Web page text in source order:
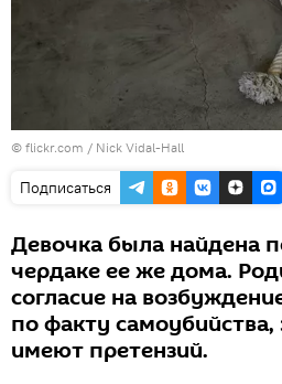
© flickr.com / Nick Vidal-Hall
Подписаться
Девочка была найдена
чердаке ее же дома.
согласие на
по факту самоубийства,
имеют претензий.